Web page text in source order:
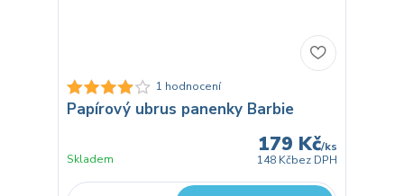
1 hodnocení
Papírový ubrus panenky Barbie
179 Kč/ks
148 Kčbez DPH
Skladem